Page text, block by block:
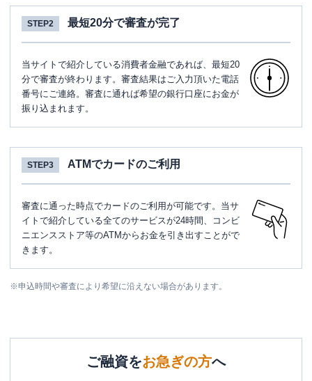
STEP2 最短20分で審査が完了
当サイトで紹介している消費者金融であれば、最短20
分で審査が終わります。審査結果はご入力頂いた電話
番号にご連絡。審査に通れば希望の銀行口座にお金が
振り込まれます。
STEP3 ATMでカードのご利用
審査に通った時点でカードのご利用が可能です。当サ
イトで紹介している全てのサービスが24時間、コンビ
ニエンスストア等のATMからお金を引き出すことがで
きます。
※申込時間や審査により希望に沿えない場合があります。
ご融資をお急ぎの方へ